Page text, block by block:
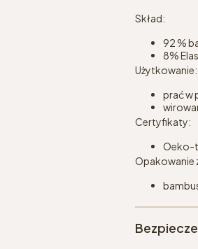
Skład:
92 %
8%
Użytkowanie:
prać w
Certyfikaty:
Oeko-
Opakowanie